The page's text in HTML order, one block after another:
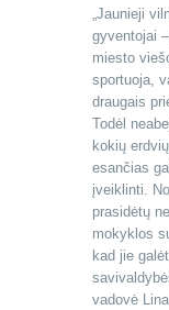
„Jaunieji
gyventojai
miesto
sportuoja,
draugais
Todėl
kokių
esančias
įveiklinti.
prasidėtų
mokyklos
kad jie
vadovė